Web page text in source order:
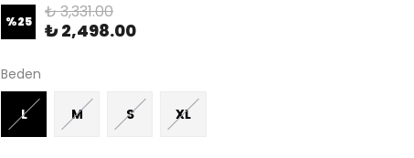
%25 ₺ 3,331.00
₺ 2,498.00
Beden
L M S XL